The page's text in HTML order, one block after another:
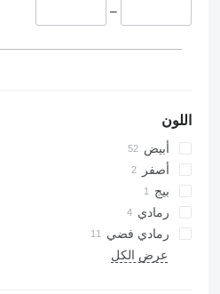
–
اللون
أبيض
أصفر
بيج
رمادي
رمادي فضي
عرض الكل